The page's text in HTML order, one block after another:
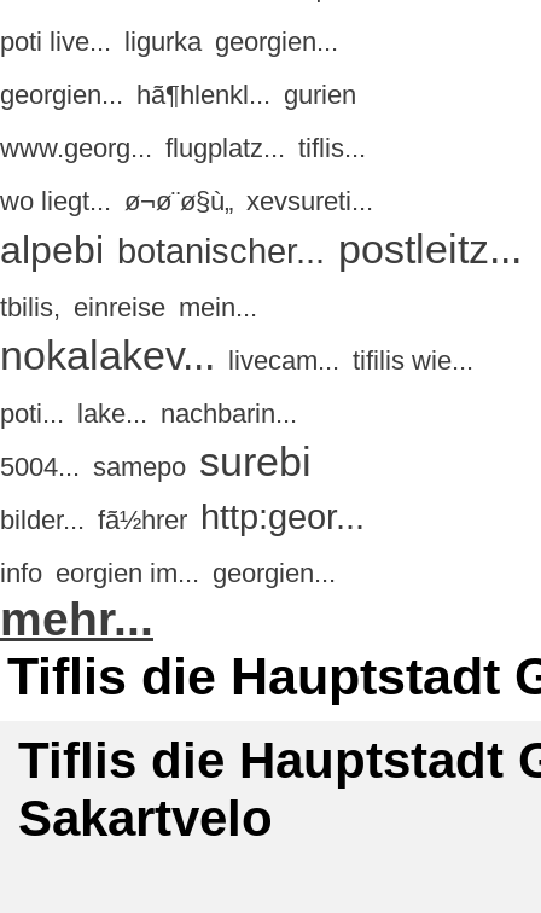
poti live... ligurka georgien...
georgien... hã¶hlenkl... gurien
www.georg... flugplatz... tiflis...
wo liegt... ø¬ø¨ø§ù„ xevsureti...
alpebi botanischer... postleitz...
tbilis, einreise mein...
nokalakev... livecam... tifilis wie...
poti... lake... nachbarin...
5004... samepo surebi
bilder... fã½hrer http:geor...
info eorgien im... georgien...
mehr...
Tiflis die Hauptstadt
Tiflis die Hauptstadt
Sakartvelo